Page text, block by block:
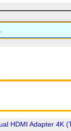
HDMI Adapter 4K